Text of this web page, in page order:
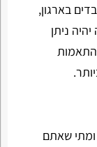
בארגון,
ניתן
שאתם